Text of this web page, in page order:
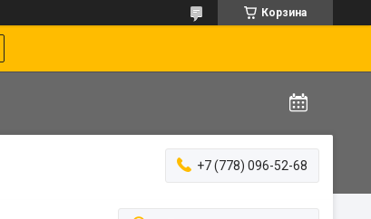
Корзина
+7 (778) 096-52-68